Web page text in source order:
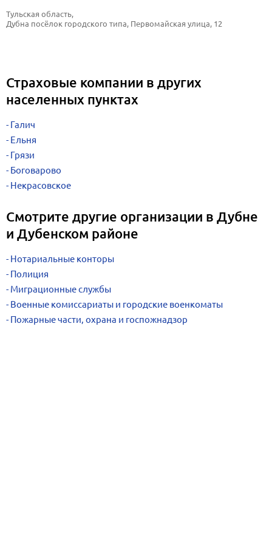
Тульская область,
Дубна посёлок городского типа, Первомайская улица, 12
Страховые компании в других
населенных пунктах
Галич
Ельня
Грязи
Боговарово
Некрасовское
Смотрите другие организации в Дубне
и Дубенском районе
Нотариальные конторы
Полиция
Миграционные службы
Военные комиссариаты и городские военкоматы
Пожарные части, охрана и госпожнадзор